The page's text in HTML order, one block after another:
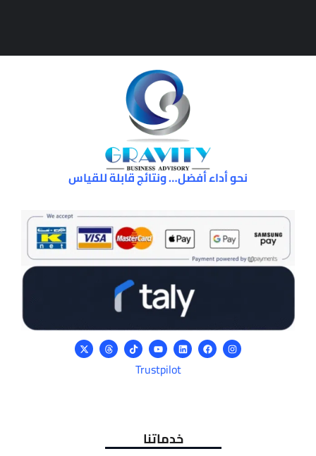
نحو أداء أفضل… ونتائج قابلة للقياس
Trustpilot
خدماتنا